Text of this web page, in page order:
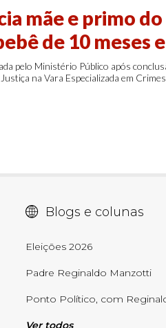
mãe e primo
de 10 meses
pelo Ministério Público após
na Vara Especializada em
Blogs e colunas
Eleições 2026
Padre Reginaldo Manzotti
Ponto Político, com
Ver todos